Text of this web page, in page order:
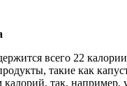
всего 22
такие как
так,